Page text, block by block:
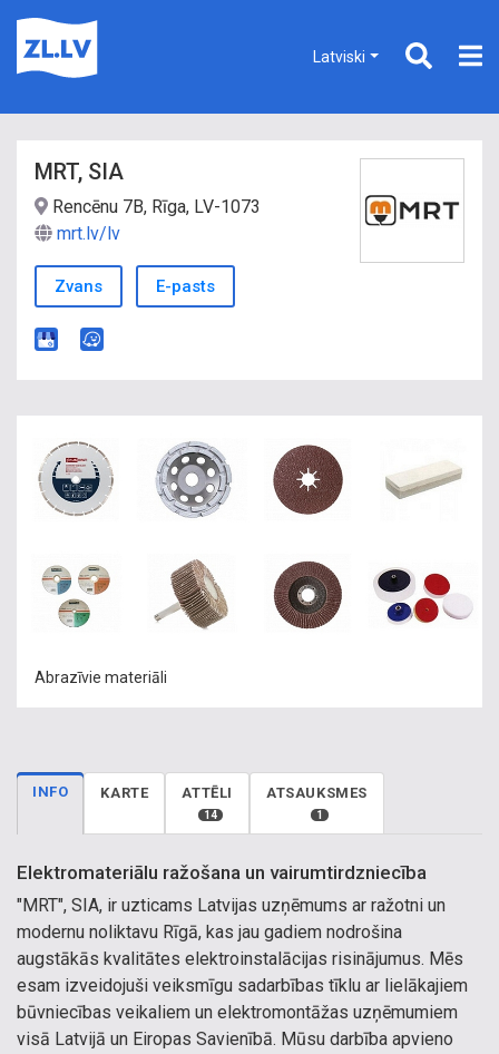
Latviski
MRT, SIA
Rencēnu 7B, Rīga, LV-1073
mrt.lv/lv
Zvans E-pasts
Abrazīvie materiāli
INFO KARTE ATTĒLI
14
ATSAUKSMES
1
Elektromateriālu ražošana un vairumtirdzniecība
"MRT", SIA, ir uzticams Latvijas uzņēmums ar ražotni un
modernu noliktavu Rīgā, kas jau gadiem nodrošina
augstākās kvalitātes elektroinstalācijas risinājumus. Mēs
esam izveidojuši veiksmīgu sadarbības tīklu ar lielākajiem
būvniecības veikaliem un elektromontāžas uzņēmumiem
visā Latvijā un Eiropas Savienībā. Mūsu darbība apvieno